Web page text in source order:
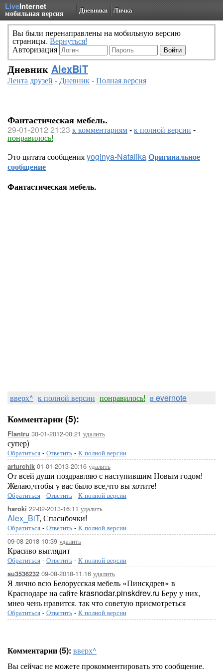
LiveInternet
мобильная версия Дневники Личка
Вы были перенаправлены на мобильную версию
страницы. Вернуться!
Авторизация
Дневник AlexBiT
Лента друзей -Дневник-Полная версия
Фантастическая мебель.
29-01-2012 21:23 к комментариям-к полной версии -
понравилось!
Это цитата сообщенияyoginya-NatalikaОригинальное
сообщение
Фантастическая мебель.
вверх^ к полной версии понравилось! в evernote
Комментарии (5):
Flantru 30-01-2012-00:21 удалить
супер)
Обратиться - Ответить - К полной версии
arturchik 01-01-2013-20:16 удалить
От всей души поздравляю с наступившим Новым годом!
Желаю,чтобы у вас было все,что вы хотите!
Обратиться - Ответить - К полной версии
haroki 22-02-2013-16:11 удалить
Alex_BiT, Спасибочки!
Обратиться - Ответить - К полной версии
09-08-2018-10:39 удалить
Красиво выглядит
Обратиться - Ответить - К полной версии
su3536232 09-08-2018-11:16 удалить
Я лично всю Белорусская мебель «Пинскдрев» в
Краснодаре на сайте krasnodar.pinskdrev.ru Беру у них,
мнео чень нравится. так что советую присмотреться
Обратиться - Ответить - К полной версии
Комментарии (5): вверх^
Вы сейчас не можете прокомментировать это сообщение.